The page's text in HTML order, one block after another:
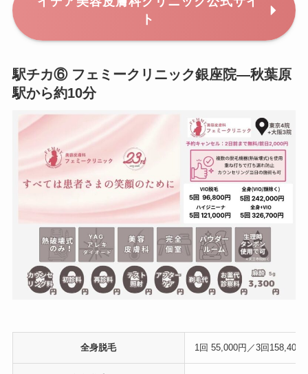
ト
駅チカ⑥ フェミークリニック銀座院—秋葉原
駅から約10分
全身脱毛 1回 55,000円／3回158,400